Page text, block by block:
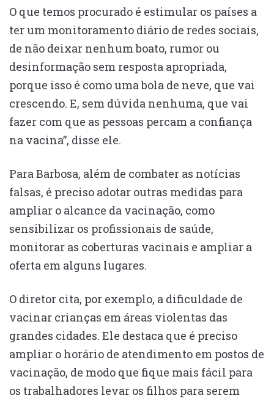
O que temos procurado é estimular os países a
ter um monitoramento diário de redes sociais,
de não deixar nenhum boato, rumor ou
desinformação sem resposta apropriada,
porque isso é como uma bola de neve, que vai
crescendo. E, sem dúvida nenhuma, que vai
fazer com que as pessoas percam a confiança
na vacina”, disse ele.
Para Barbosa, além de combater as notícias
falsas, é preciso adotar outras medidas para
ampliar o alcance da vacinação, como
sensibilizar os profissionais de saúde,
monitorar as coberturas vacinais e ampliar a
oferta em alguns lugares.
O diretor cita, por exemplo, a dificuldade de
vacinar crianças em áreas violentas das
grandes cidades. Ele destaca que é preciso
ampliar o horário de atendimento em postos de
vacinação, de modo que fique mais fácil para
os trabalhadores levar os filhos para serem